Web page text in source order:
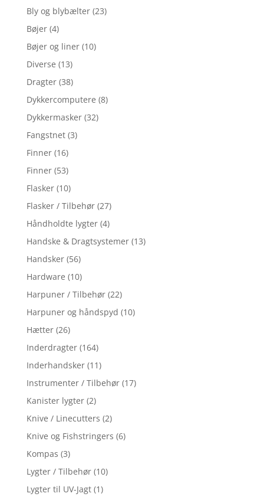
Bly og blybælter (23)
Bøjer (4)
Bøjer og liner (10)
Diverse (13)
Dragter (38)
Dykkercomputere (8)
Dykkermasker (32)
Fangstnet (3)
Finner (16)
Finner (53)
Flasker (10)
Flasker / Tilbehør (27)
Håndholdte lygter (4)
Handske & Dragtsystemer (13)
Handsker (56)
Hardware (10)
Harpuner / Tilbehør (22)
Harpuner og håndspyd (10)
Hætter (26)
Inderdragter (164)
Inderhandsker (11)
Instrumenter / Tilbehør (17)
Kanister lygter (2)
Knive / Linecutters (2)
Knive og Fishstringers (6)
Kompas (3)
Lygter / Tilbehør (10)
Lygter til UV-Jagt (1)